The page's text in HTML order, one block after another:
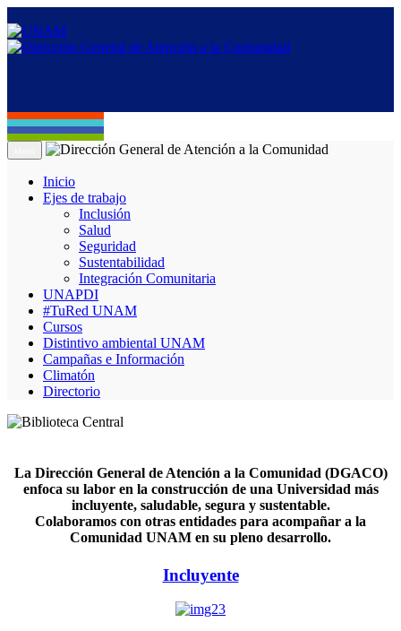
Inicio
Ejes de trabajo
Inclusión
Salud
Seguridad
Sustentabilidad
Integración Comunitaria
UNAPDI
#TuRed UNAM
Cursos
Distintivo ambiental UNAM
Campañas e Información
Climatón
Directorio
La Dirección General de Atención a la Comunidad (DGACO)
enfoca su labor en la construcción de una Universidad más
incluyente, saludable, segura y sustentable.
Colaboramos con otras entidades para acompañar a la
Comunidad UNAM en su pleno desarrollo.
Incluyente